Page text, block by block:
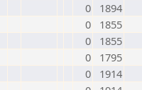
0
1894
0
1855
0
1855
0
1795
0
1914